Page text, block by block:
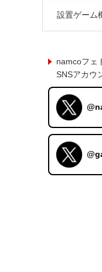
設置ゲーム
namcoフェ
SNSアカウ